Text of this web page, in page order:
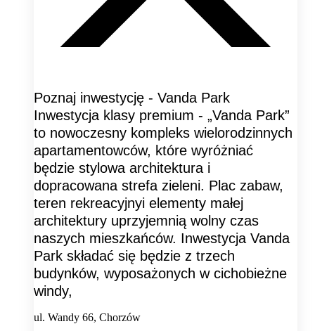
Poznaj inwestycję - Vanda Park
Inwestycja klasy premium - „Vanda Park”
to nowoczesny kompleks wielorodzinnych
apartamentowców, które wyróżniać
będzie stylowa architektura i
dopracowana strefa zieleni. Plac zabaw,
teren rekreacyjnyi elementy małej
architektury uprzyjemnią wolny czas
naszych mieszkańców. Inwestycja Vanda
Park składać się będzie z trzech
budynków, wyposażonych w cichobieżne
windy,
ul. Wandy 66, Chorzów